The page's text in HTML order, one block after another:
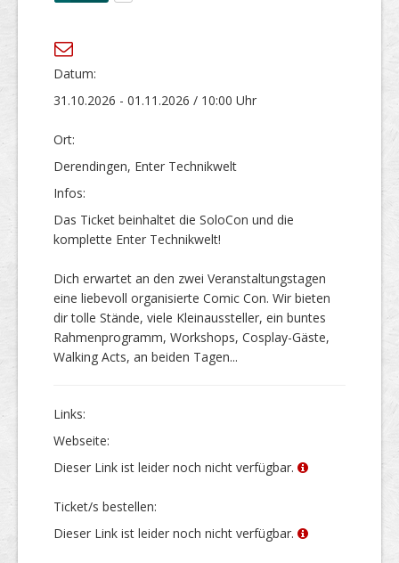
Datum:
31.10.2026 - 01.11.2026 / 10:00 Uhr
Ort:
Derendingen, Enter Technikwelt
Infos:
Das Ticket beinhaltet die SoloCon und die
komplette Enter Technikwelt!
Dich erwartet an den zwei Veranstaltungstagen
eine liebevoll organisierte Comic Con. Wir bieten
dir tolle Stände, viele Kleinaussteller, ein buntes
Rahmenprogramm, Workshops, Cosplay-Gäste,
Walking Acts, an beiden Tagen...
Links:
Webseite:
Dieser Link ist leider noch nicht verfügbar.
Ticket/s bestellen:
Dieser Link ist leider noch nicht verfügbar.